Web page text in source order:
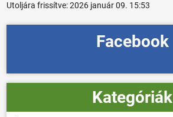
Utoljára frissítve:2026 január 09. 15:53
Facebook
Kategóriák